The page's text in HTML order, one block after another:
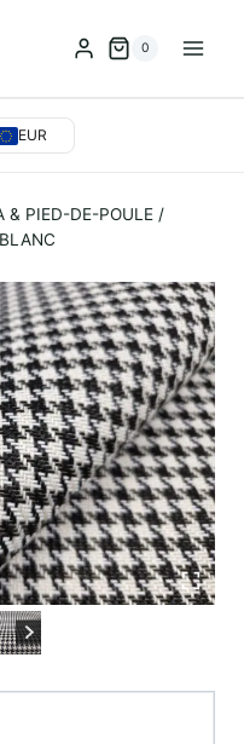
0
EUR
& PIED-DE-POULE /